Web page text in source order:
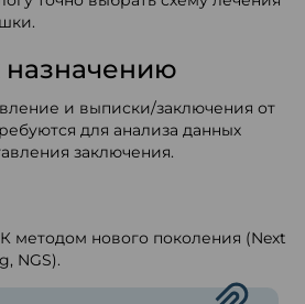
назначению
и выписки/заключения от
для анализа данных
заключения.
методом нового поколения (Next
NGS).